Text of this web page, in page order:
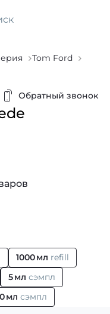
Tom Ford
Обратный звонок
1000 мл refill
5 мл сэмпл
мл сэмпл